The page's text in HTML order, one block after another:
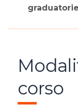
corso